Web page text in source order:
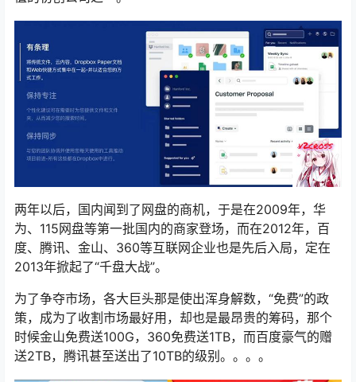
两年以后，国内闻到了网盘的商机，于是在2009年，华
为、115网盘等第一批国内的商家登场，而在2012年，百
度、腾讯、金山、360等互联网企业也是先后入局，定在
2013年掀起了“千盘大战”。
为了争夺市场，各大巨头那是使出浑身解数，“免费”的政
策，成为了收割市场最好用，却也是最昂贵的筹码，那个
时候金山免费送100G，360免费送1TB，而百度豪气的赠
送2TB，腾讯甚至送出了10TB的级别。。。。